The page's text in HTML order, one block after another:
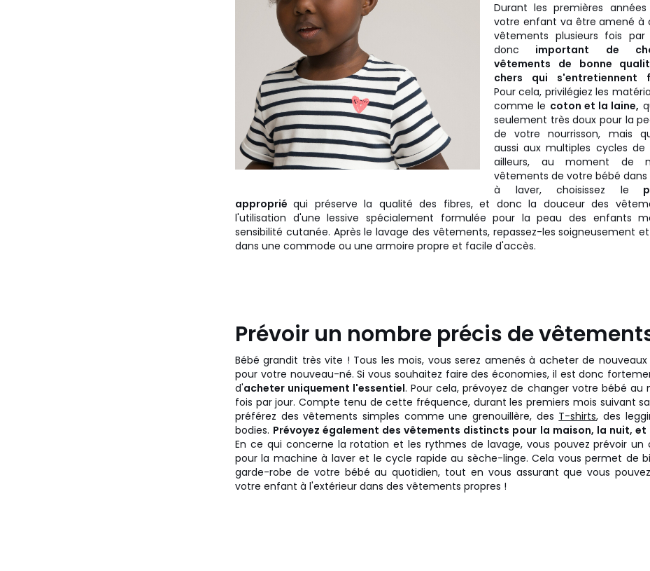
Durant les premières
votre enfant va être amené à
vêtements plusieurs fois
donc important de
vêtements de bonne
chers qui s'entretiennent
Pour cela, privilégiez les
comme le coton et la laine,
seulement très doux pour la
de votre nourrisson, mais
aussi aux multiples cycles de
ailleurs, au moment de
vêtements de votre bébé
à laver, choisissez le
appropriéqui préserve la qualité des fibres, et donc la douceur des
l'utilisation d'une lessive spécialement formulée pour la peau des enfants
sensibilité cutanée. Après le lavage des vêtements, repassez-les soigneusement
dans une commode ou une armoire propre et facile d'accès.
Prévoir un nombre précis de
Bébé grandit très vite ! Tous les mois, vous serez amenés à acheter de
pour votre nouveau-né. Si vous souhaitez faire des économies, il est donc
d'acheter uniquement l'essentiel. Pour cela, prévoyez de changer votre bébé au
fois par jour. Compte tenu de cette fréquence, durant les premiers mois suivant
préférez des vêtements simples comme une grenouillère, des T-shirts, des
bodies. Prévoyez également des vêtements distincts pour la maison, la nuit, et
En ce qui concerne la rotation et les rythmes de lavage, vous pouvez prévoir un
pour la machine à laver et le cycle rapide au sèche-linge. Cela vous permet de
garde-robe de votre bébé au quotidien, tout en vous assurant que vous
votre enfant à l'extérieur dans des vêtements propres !